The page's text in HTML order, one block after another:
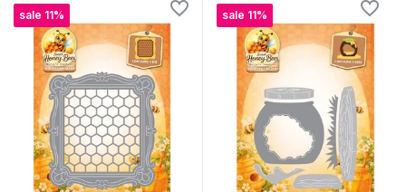
sale 11% sale 11%